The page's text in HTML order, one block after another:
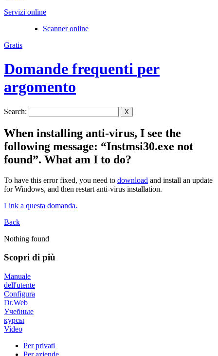
Servizi online
Scanner online
Gratis
Domande frequenti per
argomento
Search: X
When installing anti-virus, I see the
following message: “Instmsi30.exe not
found”. What am I to do?
To have this error fixed, you need to download and install an update
for Windows, and then restart anti-virus installation.
Link a questa domanda.
Back
Nothing found
Scopri di più
Manuale
dell'utente
Configura
Dr.Web
Учебные
курсы
Video
Per privati